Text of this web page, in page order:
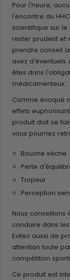
Pour l'heure,
l'encontre du
scientifique sur
rester prudent et
prendre conseil
avez d'éventuels
êtes dans
médicamenteux.
Comme évoqué
effets
produit doit se
vous pourriez
Bouche sèche
Perte
Torpeur
Perception
Nous conseillons
conduire dans
Evitez aussi de
attention toute
compétition
Ce produit est